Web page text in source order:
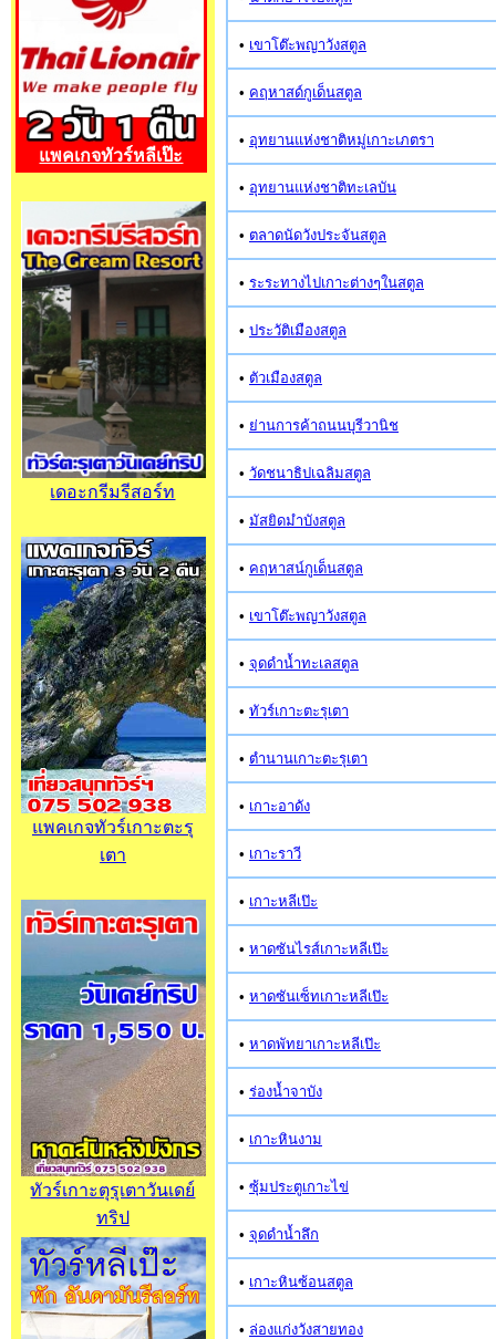
แพคเกจทัวร์หลีเป๊ะ
เดอะกรีมรีสอร์ท
แพคเกจทัวร์เกาะตะรุ
เตา
ทัวร์เกาะตุรุเตาวันเดย์
ทริป
• เขาโต๊ะพญาวังสตูล
• คฤหาสด์กูเด็นสตูล
• อุทยานแห่งชาติหมู่เกาะเภตรา
• อุทยานแห่งชาติทะเลบัน
• ตลาดนัดวังประจันสตูล
• ระระทางไปเกาะต่างๆในสตูล
• ประวัติเมืองสตูล
• ตัวเมืองสตูล
• ย่านการค้าถนนบุรีวานิช
• วัดชนาธิปเฉลิมสตูล
• มัสยิดมำบังสตูล
• คฤหาสน์กูเด็นสตูล
• เขาโต๊ะพญาวังสตูล
• จุดดำน้ำทะเลสตูล
• ทัวร์เกาะตะรุเตา
• ตำนานเกาะตะรุเตา
• เกาะอาดัง
• เกาะราวี
• เกาะหลีเป๊ะ
• หาดซันไรส์เกาะหลีเป๊ะ
• หาดซันเซ็ทเกาะหลีเป๊ะ
• หาดพัทยาเกาะหลีเป๊ะ
• ร่องน้ำจาบัง
• เกาะหินงาม
• ซุ้มประตูเกาะไข่
• จุดดำน้ำลึก
• เกาะหินซ้อนสตูล
• ล่องแก่งวังสายทอง